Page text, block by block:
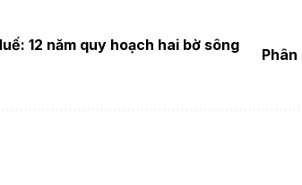
12 năm quy hoạch hai bờ sông